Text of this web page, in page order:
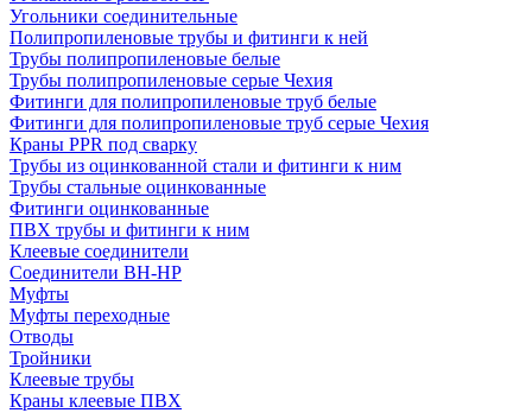
Угольники соединительные
Полипропиленовые трубы и фитинги к ней
Трубы полипропиленовые белые
Трубы полипропиленовые серые Чехия
Фитинги для полипропиленовые труб белые
Фитинги для полипропиленовые труб серые Чехия
Краны PPR под сварку
Трубы из оцинкованной стали и фитинги к ним
Трубы стальные оцинкованные
Фитинги оцинкованные
ПВХ трубы и фитинги к ним
Клеевые соединители
Соединители ВН-НР
Муфты
Муфты переходные
Отводы
Тройники
Клеевые трубы
Краны клеевые ПВХ